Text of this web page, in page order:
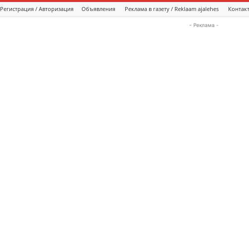
Регистрация / Авторизация Объявления Реклама в газету / Reklaam ajalehes
- Реклама -